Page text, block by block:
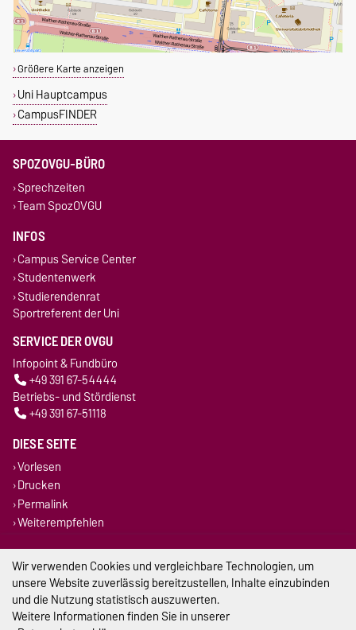
Größere Karte anzeigen
Uni Hauptcampus
CampusFINDER
SPOZOVGU-BÜRO
Sprechzeiten
Team SpozOVGU
INFOS
Campus Service Center
Studentenwerk
Studierendenrat
Sportreferent der Uni
SERVICE DER OVGU
Infopoint & Fundbüro
+49 391 67-54444
Betriebs- und Stördienst
+49 391 67-51118
DIESE SEITE
Vorlesen
Drucken
Permalink
Weiterempfehlen
Impressum
Datenschutz
Barrierefreiheit
Wir verwenden Cookies und vergleichbare Technologien, um
unsere Website zuverlässig bereitzustellen, Inhalte einzubinden
und die Nutzung statistisch auszuwerten.
Weitere Informationen finden Sie in unserer